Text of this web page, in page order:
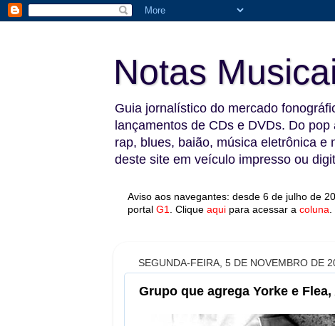
Notas
Guia jornalístico do mercado
lançamentos de CDs e DVDs. Do
rap, blues, baião, música eletrônica e
deste site em veículo impresso ou
Aviso aos navegantes: desde 6 de julho de
portal G1 Clique aqui para acessar a coluna
SEGUNDA-FEIRA, 5 DE NOVEMBRO DE
Grupo que agrega Yorke e